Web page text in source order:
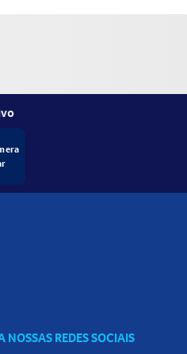
NOSSAS REDES SOCIAIS